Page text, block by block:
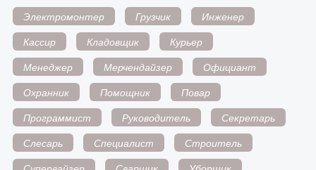
Электромонтер
Грузчик
Инженер
Кассир
Кладовщик
Курьер
Менеджер
Мерчендайзер
Официант
Охранник
Помощник
Повар
Программист
Руководитель
Секретарь
Слесарь
Специалист
Строитель